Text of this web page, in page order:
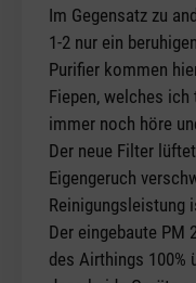
Im Gegensatz zu
1-2 nur ein
Purifier kommen
Fiepen, welches
immer noch höre
Der neue Filter
Eigengeruch
Reinigungsleistung
Der eingebaute PM
des Airthings 100%